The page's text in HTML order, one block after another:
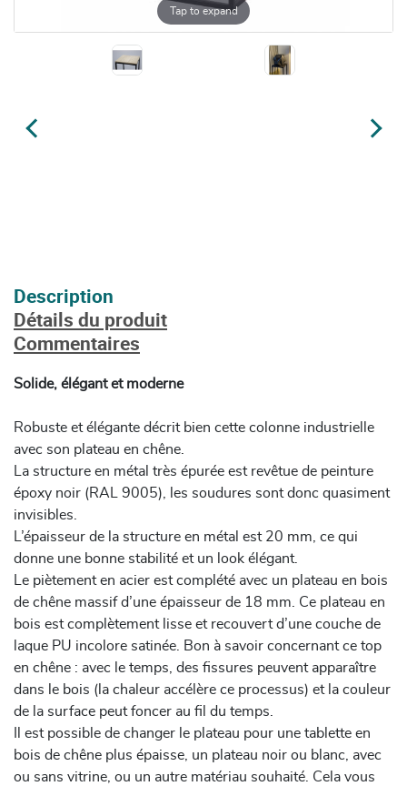
Tap to expand
Description
Détails du produit
Commentaires
Solide, élégant et moderne
Robuste et élégante décrit bien cette colonne industrielle
avec son plateau en chêne.
La structure en métal très épurée est revêtue de peinture
époxy noir (RAL 9005), les soudures sont donc quasiment
invisibles.
L’épaisseur de la structure en métal est 20 mm, ce qui
donne une bonne stabilité et un look élégant.
Le piètement en acier est complété avec un plateau en bois
de chêne massif d’une épaisseur de 18 mm. Ce plateau en
bois est complètement lisse et recouvert d’une couche de
laque PU incolore satinée. Bon à savoir concernant ce top
en chêne : avec le temps, des fissures peuvent apparaître
dans le bois (la chaleur accélère ce processus) et la couleur
de la surface peut foncer au fil du temps.
Il est possible de changer le plateau pour une tablette en
bois de chêne plus épaisse, un plateau noir ou blanc, avec
ou sans vitrine, ou un autre matériau souhaité. Cela vous